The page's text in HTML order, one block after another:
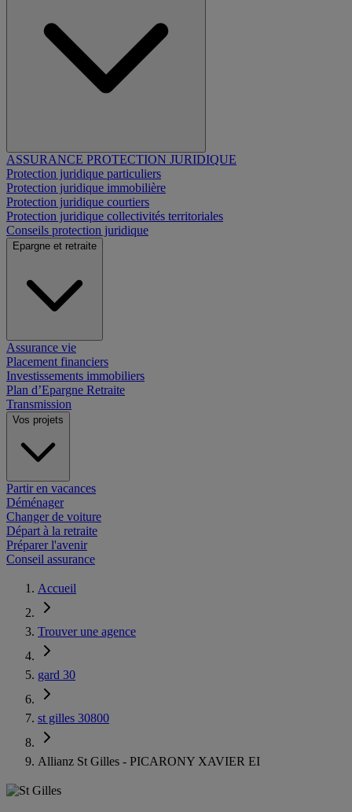
ASSURANCE PROTECTION JURIDIQUE
Protection juridique particuliers
Protection juridique immobilière
Protection juridique courtiers
Protection juridique collectivités territoriales
Conseils protection juridique
Epargne et retraite
Assurance vie
Placement financiers
Investissements immobiliers
Plan d’Epargne Retraite
Transmission
Vos projets
Partir en vacances
Déménager
Changer de voiture
Départ à la retraite
Préparer l'avenir
Conseil assurance
Accueil
Trouver une agence
gard 30
st gilles 30800
Allianz St Gilles - PICARONY XAVIER EI